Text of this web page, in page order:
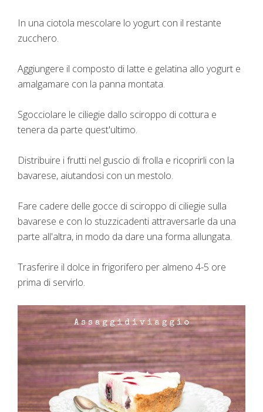
In una ciotola mescolare lo yogurt con il restante
zucchero.
Aggiungere il composto di latte e gelatina allo yogurt e
amalgamare con la panna montata.
Sgocciolare le ciliegie dallo sciroppo di cottura e
tenera da parte quest'ultimo.
Distribuire i frutti nel guscio di frolla e ricoprirli con la
bavarese, aiutandosi con un mestolo.
Fare cadere delle gocce di sciroppo di ciliegie sulla
bavarese e con lo stuzzicadenti attraversarle da una
parte all'altra, in modo da dare una forma allungata.
Trasferire il dolce in frigorifero per almeno 4-5 ore
prima di servirlo.